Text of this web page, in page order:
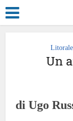
Litorale
Un
di Ugo